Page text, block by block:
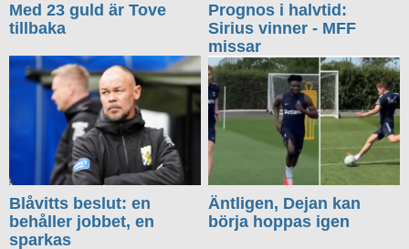
Med 23 guld är Tove
tillbaka
Prognos i halvtid:
Sirius vinner - MFF
missar
Blåvitts beslut: en
behåller jobbet, en
sparkas
Äntligen, Dejan kan
börja hoppas igen